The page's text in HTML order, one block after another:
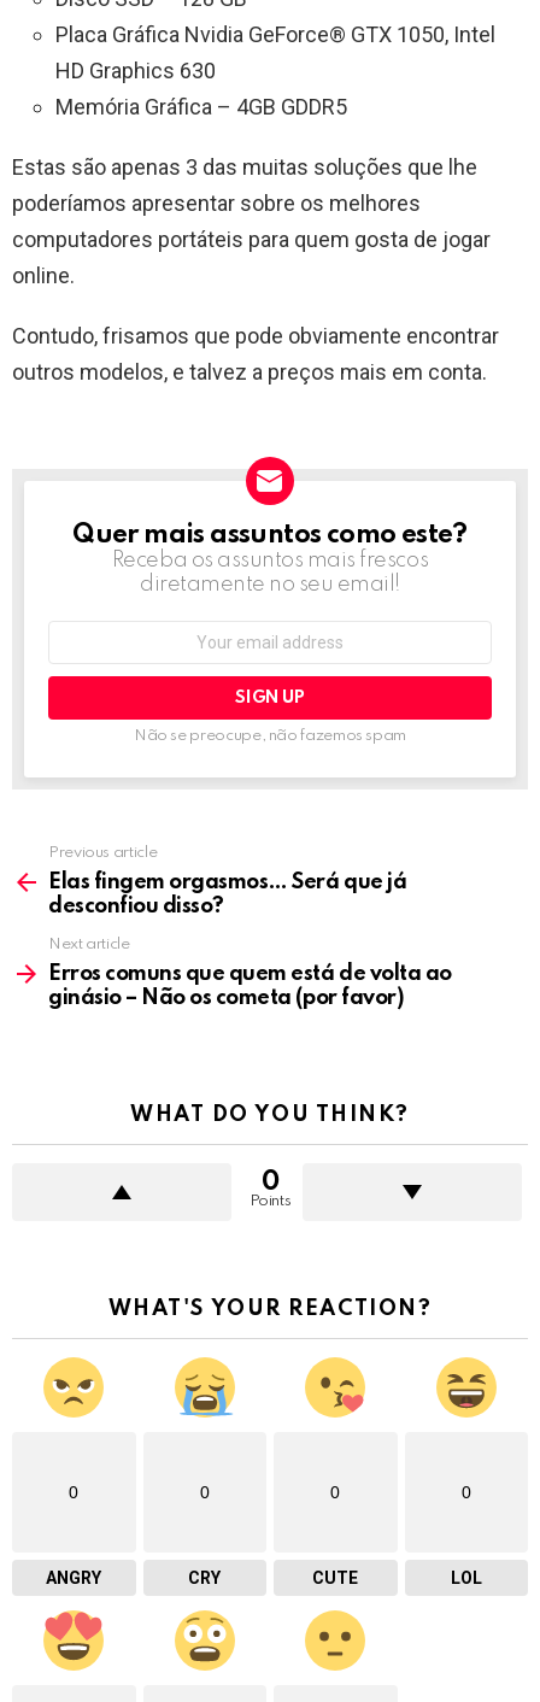
Placa Gráfica Nvidia GeForce® GTX 1050, Intel
HD Graphics 630
Memória Gráfica – 4GB GDDR5
Estas são apenas 3 das muitas soluções que lhe
poderíamos apresentar sobre os melhores
computadores portáteis para quem gosta de jogar
online.
Contudo, frisamos que pode obviamente encontrar
outros modelos, e talvez a preços mais em conta.
NEWSLETTER
Quer mais assuntos como este?
Receba os assuntos mais frescos
diretamente no seu email!
Não se preocupe, não fazemos spam
more
Previous article
Elas fingem orgasmos… Será que já
desconfiou disso?
Next article
Erros comuns que quem está de volta ao
ginásio – Não os cometa (por favor)
WHAT DO YOU THINK?
0
Points
WHAT'S YOUR REACTION?
0
ANGRY
0
CRY
0
CUTE
0
LOL